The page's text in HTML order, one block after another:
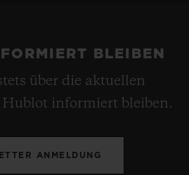
BLEIBEN
über die aktuellen
informiert bleiben.
ANMELDUNG